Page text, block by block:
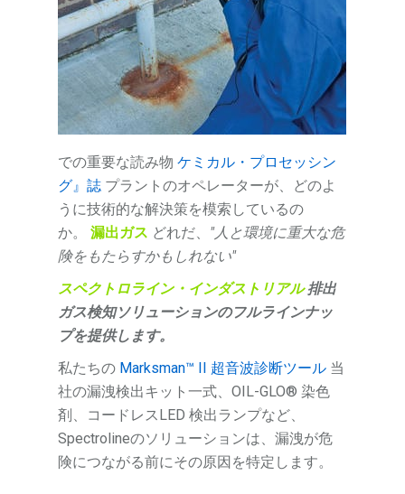
での重要な読み物ケミカル・プロセッシン
グ』誌 プラントのオペレーターが、どのよ
うに技術的な解決策を模索しているの
か。漏出ガス どれだ、 "人と環境に重大な危
険をもたらすかもしれない"
スペクトロライン・インダストリアル 排出
ガス検知ソリューションのフルラインナッ
プを提供します。
私たちの Marksman™ II 超音波診断ツール 当
社の漏洩検出キット一式、OIL-GLO® 染色
剤、コードレスLED 検出ランプなど、
Spectrolineのソリューションは、漏洩が危
険につながる前にその原因を特定します。